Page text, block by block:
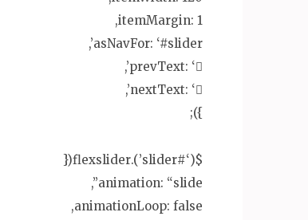
itemMargin: 1,
asNavFor: ‘#slider’,
prevText: ‘’,
nextText: ‘’,
});
$(‘#slider’).flexslider({
animation: “slide”,
animationLoop: false,